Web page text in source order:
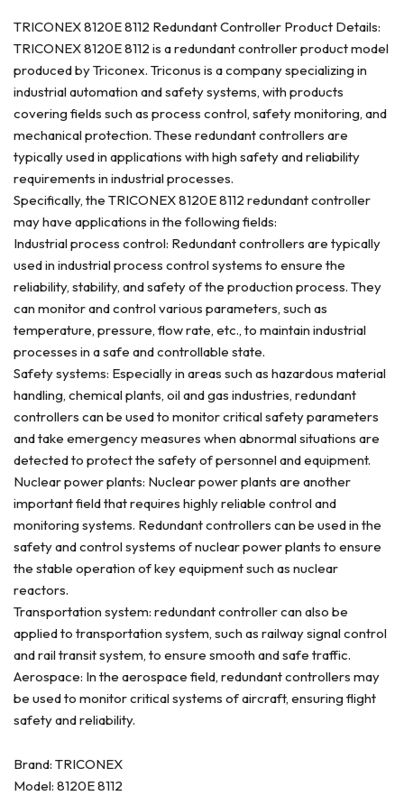
TRICONEX 8120E 8112 Redundant Controller Product Details:
TRICONEX 8120E 8112 is a redundant controller product model
produced by Triconex. Triconus is a company specializing in
industrial automation and safety systems, with products
covering fields such as process control, safety monitoring, and
mechanical protection. These redundant controllers are
typically used in applications with high safety and reliability
requirements in industrial processes.
Specifically, the TRICONEX 8120E 8112 redundant controller
may have applications in the following fields:
Industrial process control: Redundant controllers are typically
used in industrial process control systems to ensure the
reliability, stability, and safety of the production process. They
can monitor and control various parameters, such as
temperature, pressure, flow rate, etc., to maintain industrial
processes in a safe and controllable state.
Safety systems: Especially in areas such as hazardous material
handling, chemical plants, oil and gas industries, redundant
controllers can be used to monitor critical safety parameters
and take emergency measures when abnormal situations are
detected to protect the safety of personnel and equipment.
Nuclear power plants: Nuclear power plants are another
important field that requires highly reliable control and
monitoring systems. Redundant controllers can be used in the
safety and control systems of nuclear power plants to ensure
the stable operation of key equipment such as nuclear
reactors.
Transportation system: redundant controller can also be
applied to transportation system, such as railway signal control
and rail transit system, to ensure smooth and safe traffic.
Aerospace: In the aerospace field, redundant controllers may
be used to monitor critical systems of aircraft, ensuring flight
safety and reliability.
Brand: TRICONEX
Model: 8120E 8112